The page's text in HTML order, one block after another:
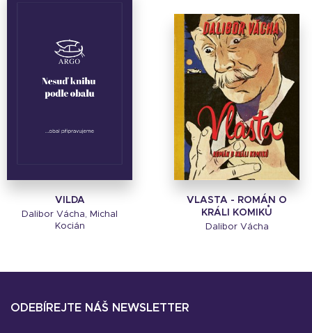
VILDA
Dalibor Vácha, Michal
Kocián
VLASTA - ROMÁN O
KRÁLI KOMIKŮ
Dalibor Vácha
ODEBÍREJTE NÁŠ NEWSLETTER